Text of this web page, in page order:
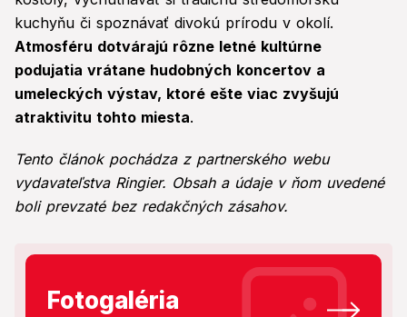
kuchyňu či spoznávať divokú prírodu v okolí.
Atmosféru dotvárajú rôzne letné kultúrne
podujatia vrátane hudobných koncertov a
umeleckých výstav, ktoré ešte viac zvyšujú
atraktivitu tohto miesta.
Tento článok pochádza z partnerského webu
vydavateľstva Ringier. Obsah a údaje v ňom uvedené
boli prevzaté bez redakčných zásahov.
Fotogaléria